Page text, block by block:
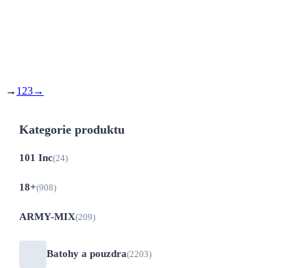
→ 1 23→
Kategorie produktu
101 Inc(24)
18+(908)
ARMY-MIX(209)
Batohy a pouzdra(2203)